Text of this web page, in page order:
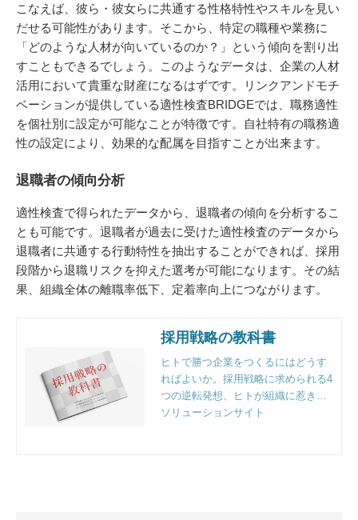
こなえば、彼ら・彼女らに共通する性格特性やスキルを見い
だせる可能性があります。そこから、特定の職種や業務に
「どのような人材が向いているのか？」という傾向を割り出
すこともできるでしょう。このようなデータは、企業の人材
活用において貴重な財産になるはずです。リンクアンドモチ
ベーションが提供している適性検査BRIDGEでは、職務適性
を個社別に設定が可能なことが特徴です。自社特有の職務適
性の設定により、効果的な配属を目指すことが出来ます。
退職者の傾向分析
適性検査で得られたデータから、退職者の傾向を分析するこ
とも可能です。退職者が過去に受けた適性検査のデータから
退職者に共通する行動特性を抽出することができれば、採用
段階から退職リスクを抑えた選考が可能になります。その結
果、組織全体の離職率低下、定着率向上につながります。
採用戦略の教科書
ヒトで勝つ企業をつくるにはどうす
ればよいか。採用戦略に求められる4
つの逆転発想、ヒトが組織に惹きつ
けられる4つの要因、オープンな時代
ソリューションサイト